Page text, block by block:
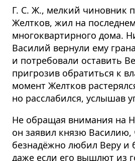
Г. С. Ж., мелкий чиновник
Желтков, жил на
многоквартирного дома.
Василий вернули ему
и потребовали оставить
пригрозив обратиться к
момент Желтков
но расслабился, услышав
Не обращая внимания на
он заявил князю Василию,
безнадёжно любил Веру и
даже если его вышлют из